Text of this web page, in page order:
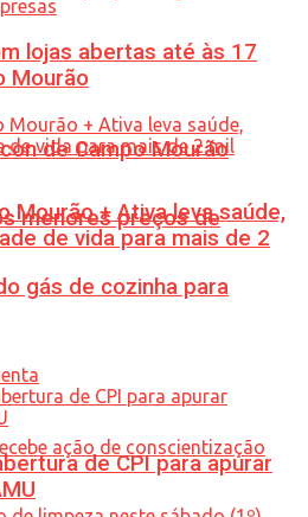
de Campo Mourão
menores preços de
gás de cozinha para
lojas abertas até às 17
Mourão
Mourão + Ativa leva saúde,
de vida para mais de 2
de CPI para apurar